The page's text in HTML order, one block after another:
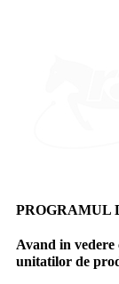
PROGRAMUL
Avand in
unitatilor de